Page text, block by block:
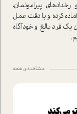
پیرامونمان،
کرده و با دقت عمل
فرد بالغ و خودآگاه
مشاهده ی همه